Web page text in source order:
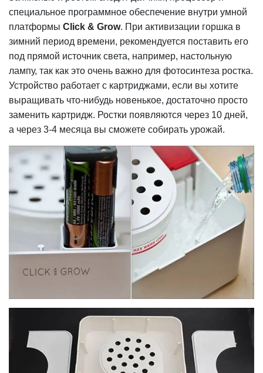
специальное программное обеспечение внутри умной
платформы Click & Grow. При активизации горшка в
зимний период времени, рекомендуется поставить его
под прямой источник света, например, настольную
лампу, так как это очень важно для фотосинтеза ростка.
Устройство работает с картриджами, если вы хотите
выращивать что-нибудь новенькое, достаточно просто
заменить картридж. Ростки появляются через 10 дней,
а через 3-4 месяца вы сможете собирать урожай.